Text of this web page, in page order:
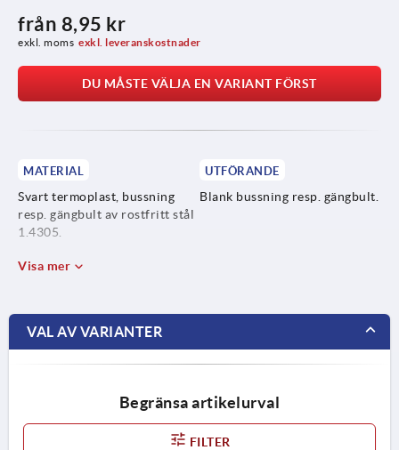
från 8,95 kr
exkl. moms exkl. leveranskostnader
DU MÅSTE VÄLJA EN VARIANT FÖRST
MATERIAL
Svart termoplast, bussning
resp. gängbult av rostfritt stål
1.4305.
UTFÖRANDE
Blank bussning resp. gängbult.
Visa mer
VAL AV VARIANTER
Begränsa artikelurval
FILTER